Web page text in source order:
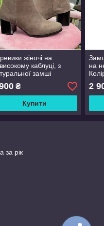
жіночі на
каблуці, з
замші
₴
Купити
на
2
за рік